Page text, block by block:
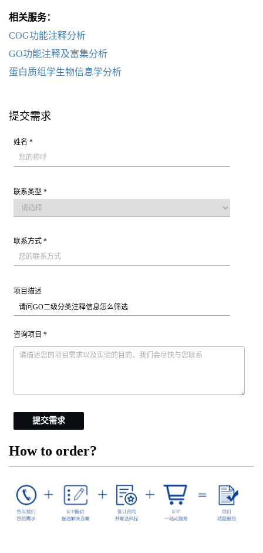
相关服务：
COG功能注释分析
GO功能注释及富集分析
蛋白质组学生物信息学分析
提交需求
姓名 *
联系类型 *
联系方式 *
项目描述
咨询项目 *
提交需求
How to order?